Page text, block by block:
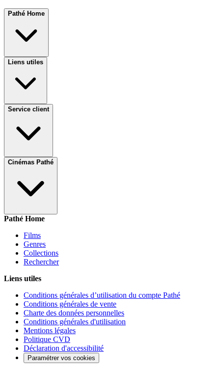
Pathé Home
Liens utiles
Service client
Cinémas Pathé
Pathé Home
Films
Genres
Collections
Rechercher
Liens utiles
Conditions générales d’utilisation du compte Pathé
Conditions générales de vente
Charte des données personnelles
Conditions générales d'utilisation
Mentions légales
Politique CVD
Déclaration d'accessibilité
Paramétrer vos cookies